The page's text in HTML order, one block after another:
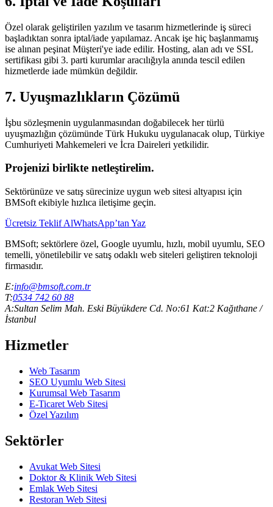
Özel olarak geliştirilen yazılım ve tasarım hizmetlerinde iş süreci
başladıktan sonra iptal/iade yapılamaz. Ancak işe hiç başlanmamış
ise alınan peşinat Müşteri'ye iade edilir. Hosting, alan adı ve SSL
sertifikası gibi 3. parti kurumlar aracılığıyla anında tescil edilen
hizmetlerde iade mümkün değildir.
7. Uyuşmazlıkların Çözümü
İşbu sözleşmenin uygulanmasından doğabilecek her türlü
uyuşmazlığın çözümünde Türk Hukuku uygulanacak olup, Türkiye
Cumhuriyeti Mahkemeleri ve İcra Daireleri yetkilidir.
Projenizi birlikte netleştirelim.
Sektörünüze ve satış sürecinize uygun web sitesi altyapısı için
BMSoft ekibiyle hızlıca iletişime geçin.
Ücretsiz Teklif AlWhatsApp’tan Yaz
BMSoft; sektörlere özel, Google uyumlu, hızlı, mobil uyumlu, SEO
temelli, yönetilebilir ve satış odaklı web siteleri geliştiren teknoloji
firmasıdır.
E:info@bmsoft.com.tr
T:0534 742 60 88
A:Sultan Selim Mah. Eski Büyükdere Cd. No:61 Kat:2 Kağıthane /
İstanbul
Hizmetler
Web Tasarım
SEO Uyumlu Web Sitesi
Kurumsal Web Tasarım
E-Ticaret Web Sitesi
Özel Yazılım
Sektörler
Avukat Web Sitesi
Doktor & Klinik Web Sitesi
Emlak Web Sitesi
Restoran Web Sitesi